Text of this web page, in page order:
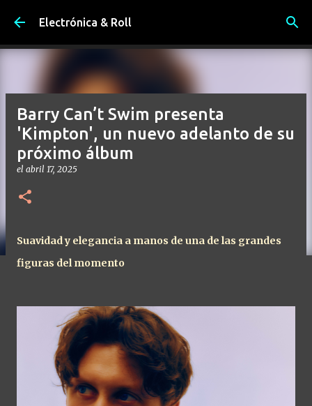
Ir al contenido principal
Electrónica & Roll
Barry Can’t Swim presenta
'Kimpton', un nuevo adelanto de su
próximo álbum
el abril 17, 2025
Suavidad y elegancia a manos de una de las grandes
figuras del momento